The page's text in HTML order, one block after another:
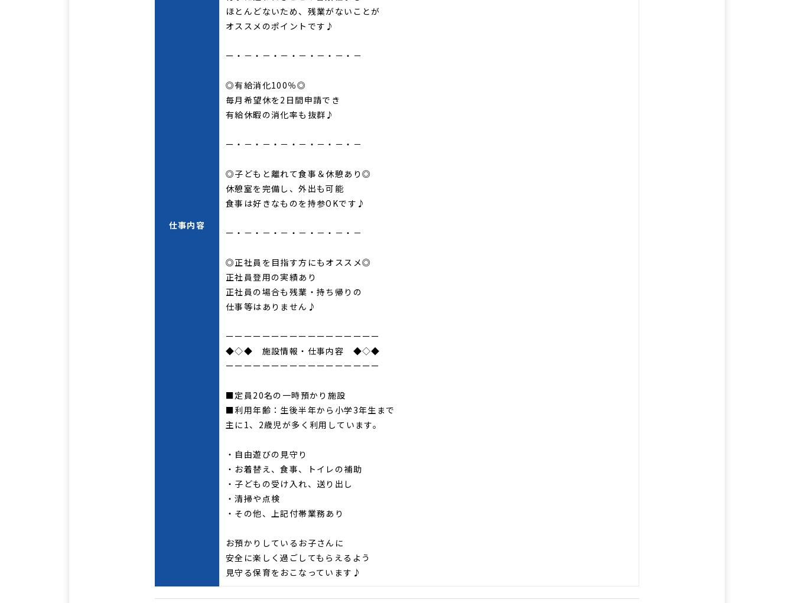
仕事内容
ほとんどないため、残業がないことが
オススメのポイントです♪
ー・－・－・－・－・－・－・－
◎有給消化100％◎
毎月希望休を2日間申請でき
有給休暇の消化率も抜群♪
ー・－・－・－・－・－・－・－
◎子どもと離れて食事＆休憩あり◎
休憩室を完備し、外出も可能
食事は好きなものを持参OKです♪
ー・－・－・－・－・－・－・－
◎正社員を目指す方にもオススメ◎
正社員登用の実績あり
正社員の場合も残業・持ち帰りの
仕事等はありません♪
ーーーーーーーーーーーーーーーーー
◆◇◆ 施設情報・仕事内容 ◆◇◆
ーーーーーーーーーーーーーーーーー
■定員20名の一時預かり施設
■利用年齢：生後半年から小学3年生まで
主に1、2歳児が多く利用しています。
・自由遊びの見守り
・お着替え、食事、トイレの補助
・子どもの受け入れ、送り出し
・清掃や点検
・その他、上記付帯業務あり
お預かりしているお子さんに
安全に楽しく過ごしてもらえるよう
見守る保育をおこなっています♪